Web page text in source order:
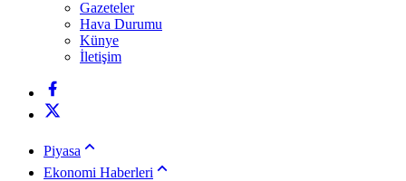
Gazeteler
Hava Durumu
Künye
İletişim
Piyasa
Ekonomi Haberleri